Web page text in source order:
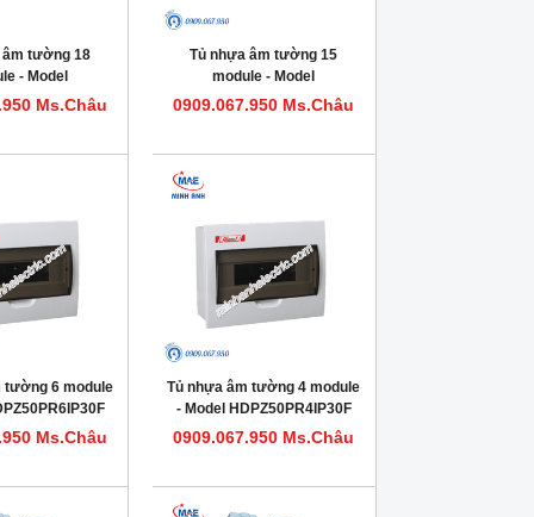
âm tường 18
- Model
Ms.Châu
Tủ nhựa âm tường 15
module - Model
HDPZ50PR15IP30F
0909.067.950 Ms.Châu
tường 6 module
Ms.Châu
Tủ nhựa âm tường 4 module
- Model HDPZ50PR4IP30F
0909.067.950 Ms.Châu